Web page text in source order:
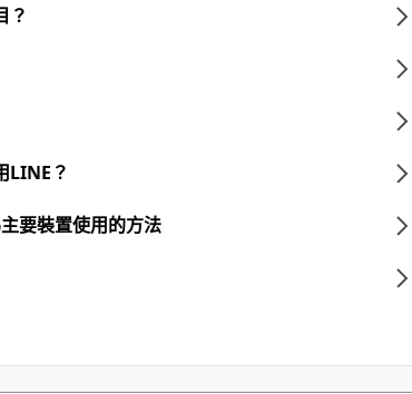
？
LINE？
要裝置使用的方法